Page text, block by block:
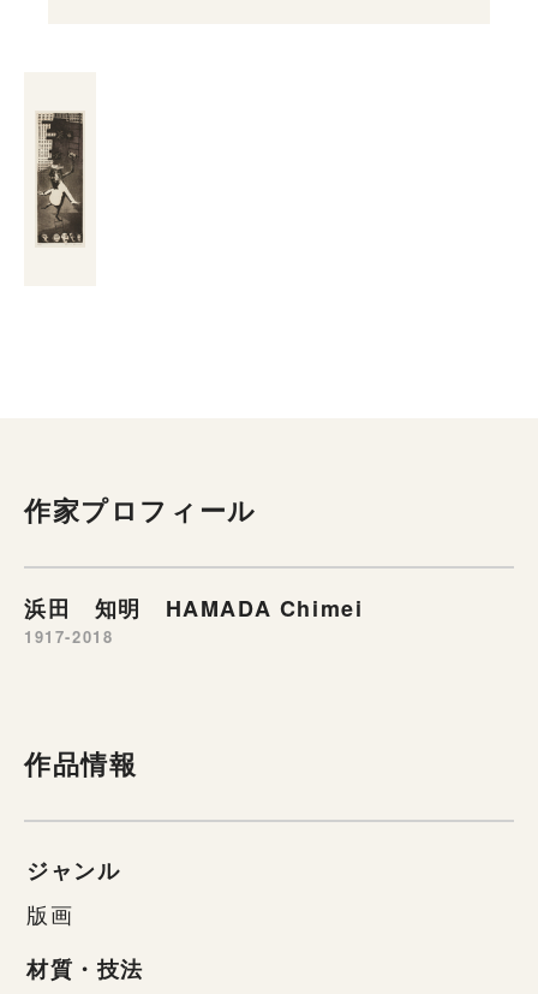
作家プロフィール
浜田 知明 HAMADA Chimei
1917-2018
作品情報
ジャンル
版画
材質・技法